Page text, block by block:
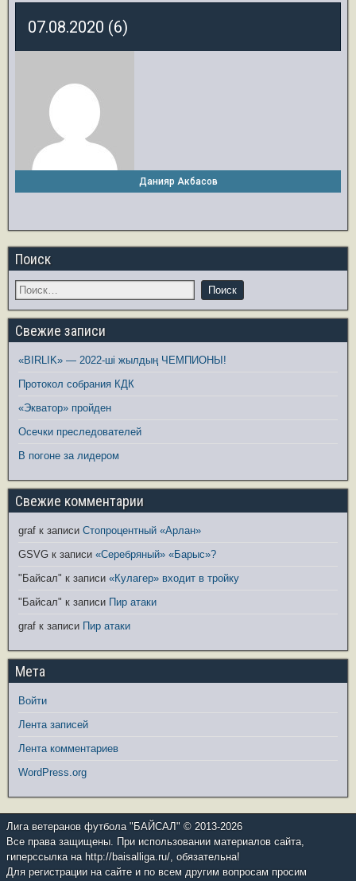
07.08.2020 (6)
Данияр Акбасов
Поиск
Свежие записи
«BIRLIK» — 2022-ші жылдың ЧЕМПИОНЫ!
Протокол собрания КДК
«Экватор» пройден
Осечки преследователей
В погоне за лидером
Свежие комментарии
graf к записи Стопроцентный «Арлан»
GSVG к записи «Серебряный» «Барыс»?
"Байсал" к записи «Кулагер» входит в тройку
"Байсал" к записи Пир атаки
graf к записи Пир атаки
Мета
Войти
Лента записей
Лента комментариев
WordPress.org
Лига ветеранов футбола "БАЙСАЛ" © 2013-2026
Все права защищены. При использовании материалов сайта,
гиперссылка на http://baisalliga.ru/, обязательна!
Для регистрации на сайте и по всем другим вопросам просим